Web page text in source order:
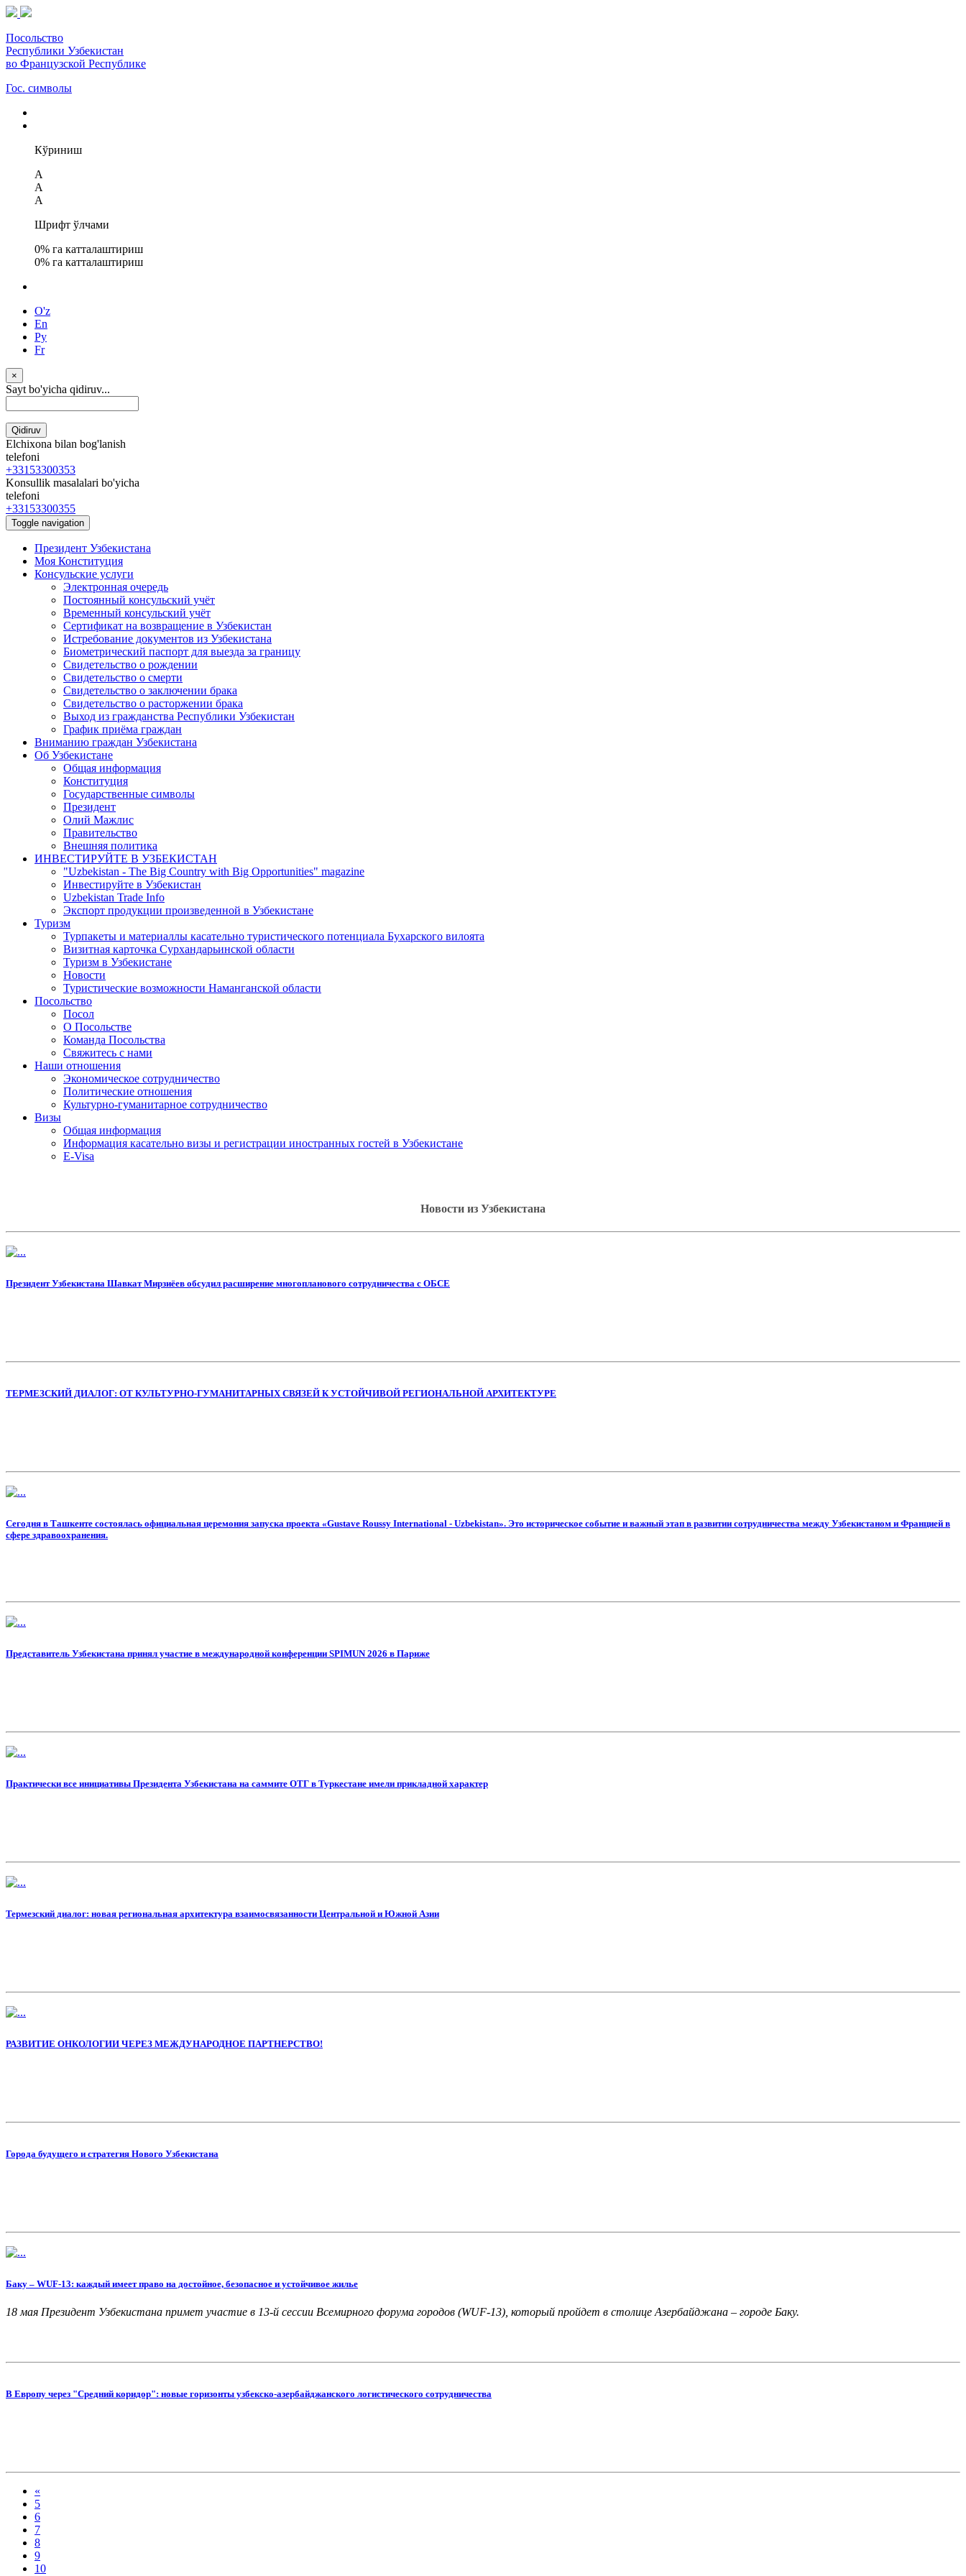
Посольство
Республики Узбекистан
во Французской Республике
Гос. символы
Кўриниш
A
A
A
Шрифт ўлчами
0% га катталаштириш
0% га катталаштириш
O'z
En
Ру
Fr
×
Sayt bo'yicha qidiruv...
Qidiruv
Elchixona bilan bog'lanish
telefoni
+33153300353
Konsullik masalalari bo'yicha
telefoni
+33153300355
Toggle navigation
Президент Узбекистана
Моя Конституция
Консульские услуги
Электронная очередь
Постоянный консульский учёт
Временный консульский учёт
Сертификат на возвращение в Узбекистан
Истребование документов из Узбекистана
Биометрический паспорт для выезда за границу
Свидетельство о рождении
Свидетельство о смерти
Свидетельство о заключении брака
Свидетельство о расторжении брака
Выход из гражданства Республики Узбекистан
График приёма граждан
Вниманию граждан Узбекистана
Об Узбекистане
Общая информация
Конституция
Государственные символы
Президент
Олий Мажлис
Правительство
Внешняя политика
ИНВЕСТИРУЙТЕ В УЗБЕКИСТАН
"Uzbekistan - The Big Country with Big Opportunities" magazine
Инвестируйте в Узбекистан
Uzbekistan Trade Info
Экспорт продукции произведенной в Узбекистане
Туризм
Турпакеты и материаллы касательно туристического потенциала Бухарского вилоята
Визитная карточка Сурхандарьинской области
Туризм в Узбекистане
Новости
Туристические возможности Наманганской области
Посольство
Посол
О Посольстве
Команда Посольства
Свяжитесь с нами
Наши отношения
Экономическое сотрудничество
Политические отношения
Культурно-гуманитарное сотрудничество
Визы
Общая информация
Информация касательно визы и регистрации иностранных гостей в Узбекистане
E-Visa
Новости из Узбекистана
Президент Узбекистана Шавкат Мирзиёев обсудил расширение многопланового сотрудничества с ОБСЕ
ТЕРМЕЗСКИЙ ДИАЛОГ: ОТ КУЛЬТУРНО-ГУМАНИТАРНЫХ СВЯЗЕЙ К УСТОЙЧИВОЙ РЕГИОНАЛЬНОЙ АРХИТЕКТУРЕ
Сегодня в Ташкенте состоялась официальная церемония запуска проекта «Gustave Roussy International - Uzbekistan». Это историческое событие и важный этап в развитии сотрудничества между Узбекистаном и Францией в
сфере здравоохранения.
Представитель Узбекистана принял участие в международной конференции SPIMUN 2026 в Париже
Практически все инициативы Президента Узбекистана на саммите ОТГ в Туркестане имели прикладной характер
Термезский диалог: новая региональная архитектура взаимосвязанности Центральной и Южной Азии
РАЗВИТИЕ ОНКОЛОГИИ ЧЕРЕЗ МЕЖДУНАРОДНОЕ ПАРТНЕРСТВО!
Города будущего и стратегия Нового Узбекистана
Баку – WUF-13: каждый имеет право на достойное, безопасное и устойчивое жилье
18 мая Президент Узбекистана примет участие в 13-й сессии Всемирного форума городов (WUF-13), который пройдет в столице Азербайджана – городе Баку.
В Европу через "Средний коридор": новые горизонты узбекско-азербайджанского логистического сотрудничества
«
5
6
7
8
9
10